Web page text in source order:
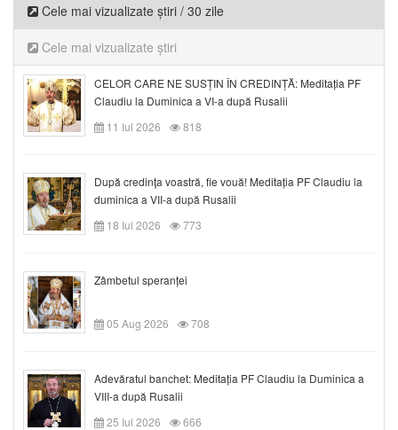
Cele mai vizualizate știri / 30 zile
Cele mai vizualizate știri
CELOR CARE NE SUSȚIN ÎN CREDINȚĂ: Meditația PF
Claudiu la Duminica a VI-a după Rusalii
11 Iul 2026
818
După credinţa voastră, fie vouă! Meditația PF Claudiu la
duminica a VII-a după Rusalii
18 Iul 2026
773
Zâmbetul speranței
05 Aug 2026 708
Adevăratul banchet: Meditația PF Claudiu la Duminica a
VIII-a după Rusalii
25 Iul 2026
666